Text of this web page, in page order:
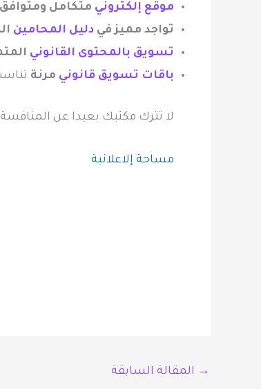
موقع إلكتروني متكامل
تواجد مميز في دليل المحامين
تسويق بالمحتوى القانوني
باقات تسويق قانوني مرنة
لا تترك مكتبك بعيدا عن
مساحة إلاعلانية
→ المقالة السابقة